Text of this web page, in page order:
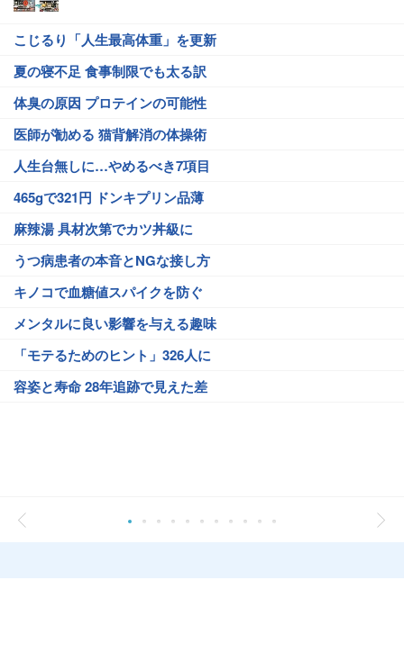
こじるり「人生最高体重」を更新
夏の寝不足 食事制限でも太る訳
体臭の原因 プロテインの可能性
医師が勧める 猫背解消の体操術
人生台無しに…やめるべき7項目
465gで321円 ドンキプリン品薄
麻辣湯 具材次第でカツ丼級に
うつ病患者の本音とNGな接し方
キノコで血糖値スパイクを防ぐ
メンタルに良い影響を与える趣味
「モテるためのヒント」326人に
容姿と寿命 28年追跡で見えた差